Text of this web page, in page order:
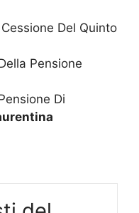
Del Quinto
Pensione
Di